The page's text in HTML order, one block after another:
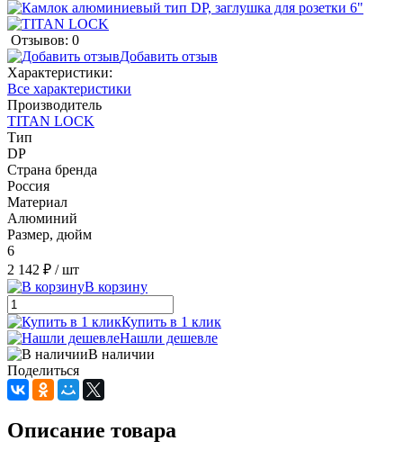
Отзывов: 0
Добавить отзыв
Характеристики:
Все характеристики
Производитель
TITAN LOCK
Тип
DР
Страна бренда
Россия
Материал
Алюминий
Размер, дюйм
6
2 142 ₽ / шт
В корзину
Купить в 1 клик
Нашли дешевле
В наличии
Поделиться
Описание товара